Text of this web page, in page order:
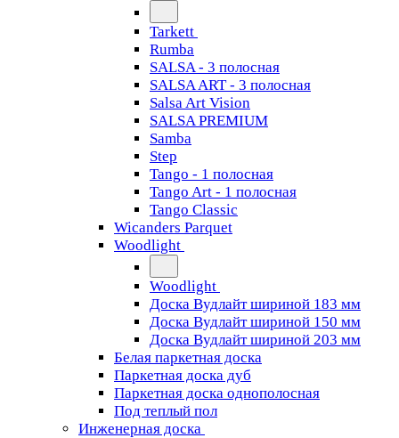
Tarkett
Rumba
SALSA - 3 полосная
SALSA ART - 3 полосная
Salsa Art Vision
SALSA PREMIUM
Samba
Step
Tango - 1 полосная
Tango Art - 1 полосная
Tango Classiс
Wicanders Parquet
Woodlight
Woodlight
Доска Вудлайт шириной 183 мм
Доска Вудлайт шириной 150 мм
Доска Вудлайт шириной 203 мм
Белая паркетная доска
Паркетная доска дуб
Паркетная доска однополосная
Под теплый пол
Инженерная доска